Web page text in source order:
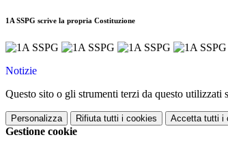
1A SSPG scrive la propria Costituzione
Notizie
Questo sito o gli strumenti terzi da questo
Personalizza Rifiuta tutti i cookies Accetta tutti i
Gestione cookie